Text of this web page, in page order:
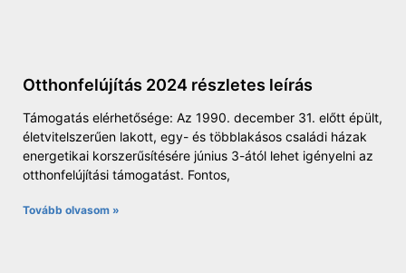
Otthonfelújítás 2024 részletes leírás
Támogatás elérhetősége: Az 1990. december 31. előtt épült,
életvitelszerűen lakott, egy- és többlakásos családi házak
energetikai korszerűsítésére június 3-ától lehet igényelni az
otthonfelújítási támogatást. Fontos,
Tovább olvasom »